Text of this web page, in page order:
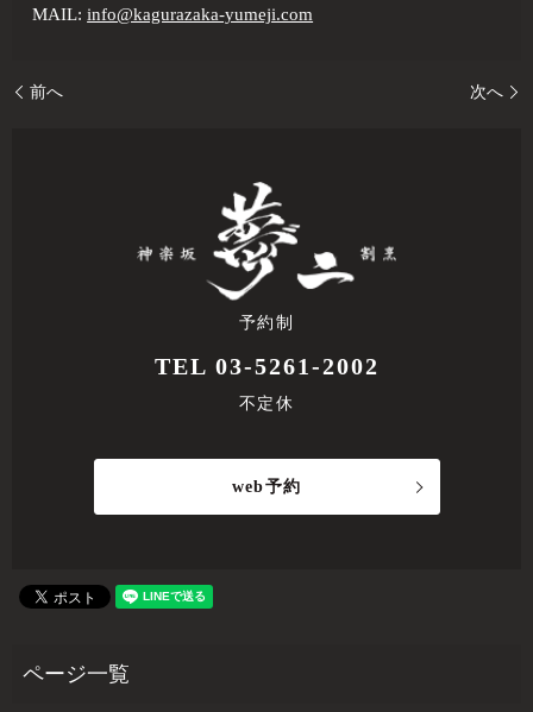
MAIL:info@kagurazaka-yumeji.com
前へ 次へ
予約制
TEL 03-5261-2002
不定休
web予約